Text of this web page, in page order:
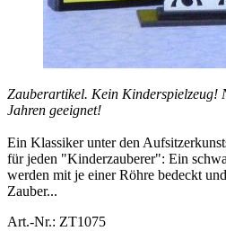
Zauberartikel. Kein Kinderspielzeug!
Jahren geeignet!
Ein Klassiker unter den
für jeden "Kinderzauberer": Ein
werden mit je einer Röhre bedeckt
Zauber...
Art.-Nr.: ZT1075